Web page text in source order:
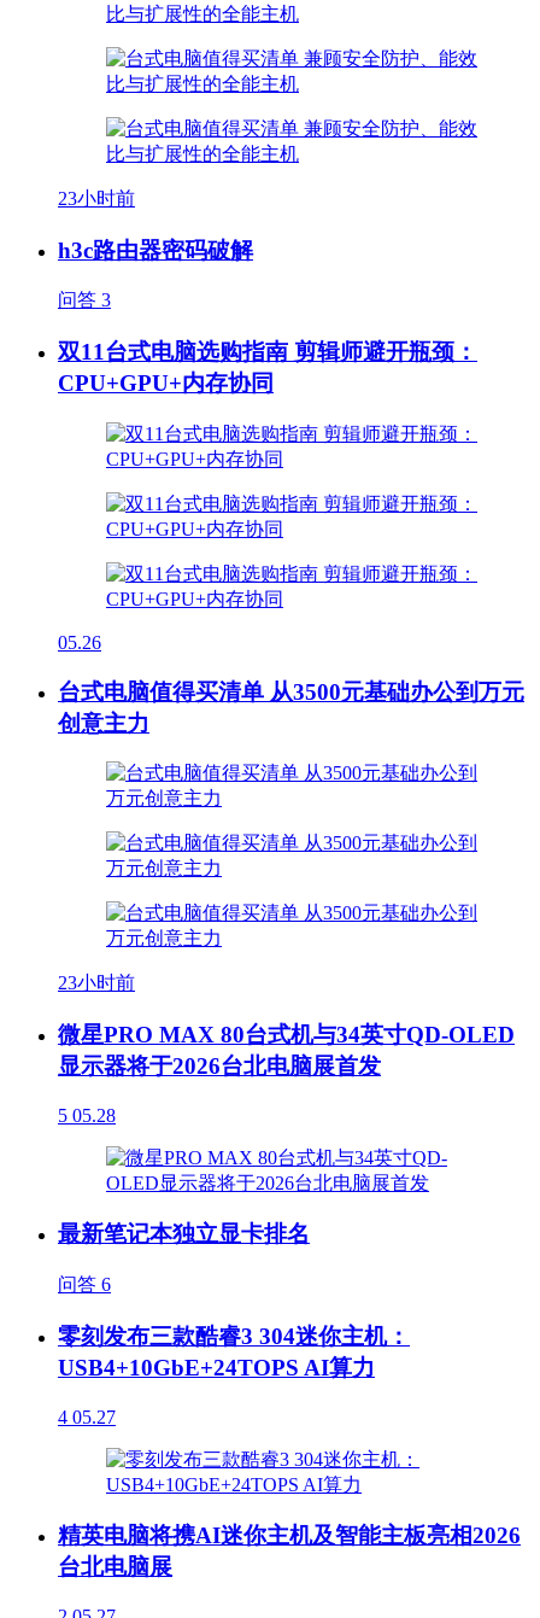
23小时前
h3c路由器密码破解
问答 3
双11台式电脑选购指南 剪辑师避开瓶颈：
CPU+GPU+内存协同
05.26
台式电脑值得买清单 从3500元基础办公到万元
创意主力
23小时前
微星PRO MAX 80台式机与34英寸QD-OLED
显示器将于2026台北电脑展首发
5 05.28
最新笔记本独立显卡排名
问答 6
零刻发布三款酷睿3 304迷你主机：
USB4+10GbE+24TOPS AI算力
4 05.27
精英电脑将携AI迷你主机及智能主板亮相2026
台北电脑展